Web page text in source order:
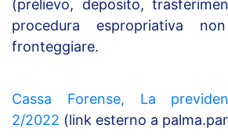
(prelievo, deposito,
procedura espropriativa
fronteggiare.
Cassa Forense, La
2/2022 (link esterno a